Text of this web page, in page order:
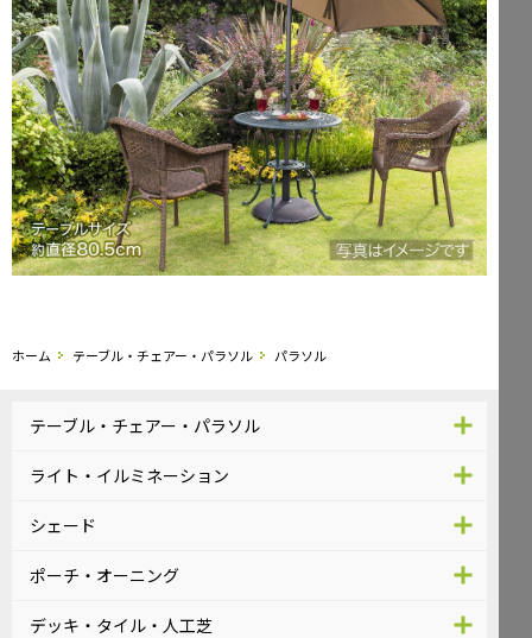
ホーム テーブル・チェアー・パラソル パラソル
テーブル・チェアー・パラソル
ライト・イルミネーション
シェード
ポーチ・オーニング
デッキ・タイル・人工芝